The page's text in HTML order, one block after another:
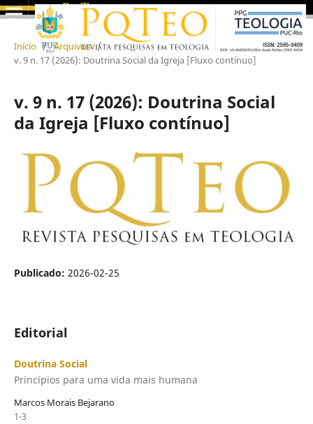
Início / Arquivos /
v. 9 n. 17 (2026): Doutrina Social da Igreja [Fluxo contínuo]
v. 9 n. 17 (2026): Doutrina Social
da Igreja [Fluxo contínuo]
Publicado: 2026-02-25
Editorial
Doutrina Social
Princípios para uma vida mais humana
Marcos Morais Bejarano
1-3